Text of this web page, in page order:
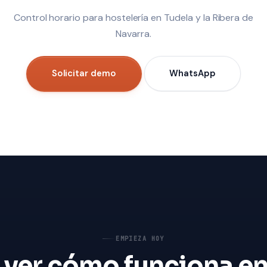
Control horario para hostelería en Tudela y la Ribera de
Navarra.
Solicitar demo WhatsApp
EMPIEZA HOY